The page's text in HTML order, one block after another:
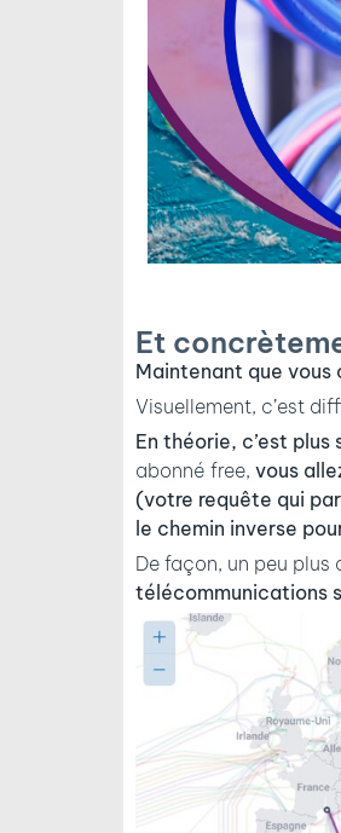
Et
Maintenant que
Visuellement, c’est
En théorie, c’est plus
abonné free, vous
(votre requête qui
le chemin inverse
De façon, un peu
télécommunications